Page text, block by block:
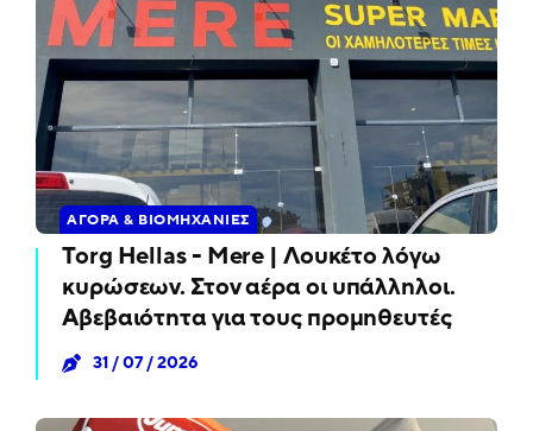
ΑΓΟΡΆ & ΒΙΟΜΗΧΑΝΊΕΣ
Torg Hellas - Mere | Λουκέτο λόγω
κυρώσεων. Στον αέρα οι υπάλληλοι.
Αβεβαιότητα για τους προμηθευτές
31 / 07 / 2026